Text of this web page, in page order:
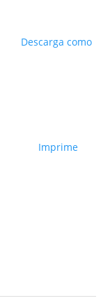
Descarga como
Imprime